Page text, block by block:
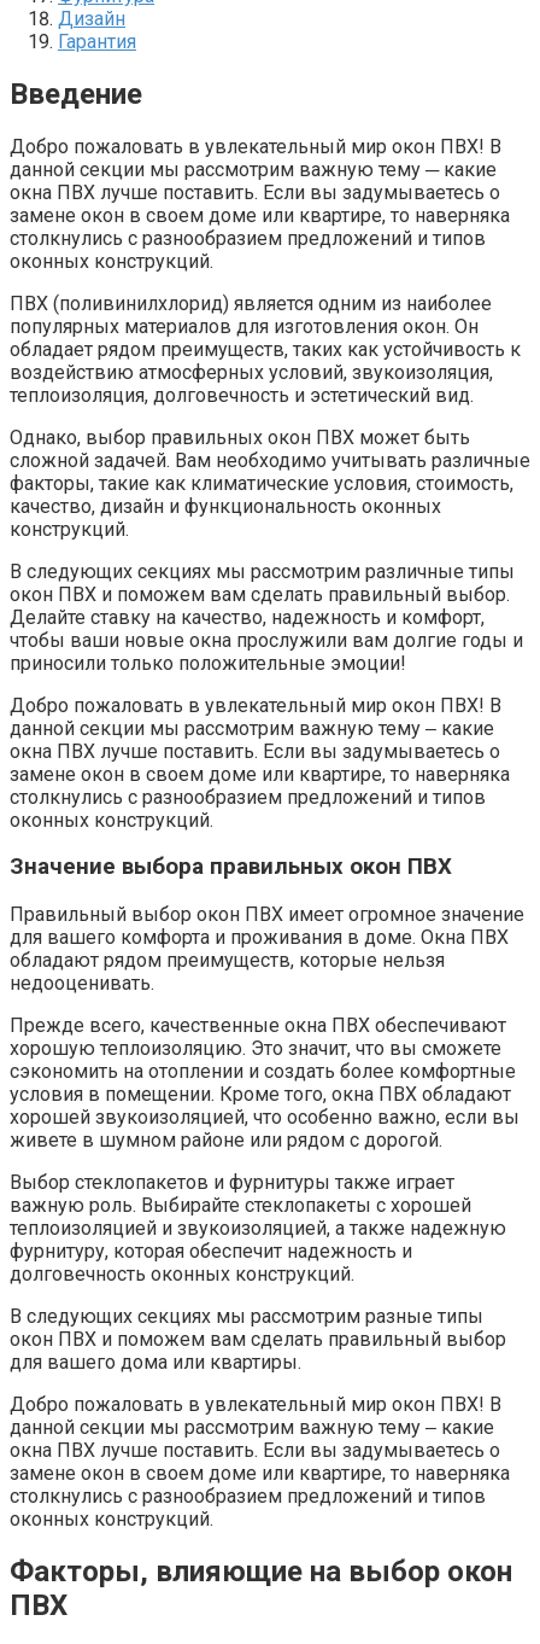
Дизайн
Гарантия
Введение
Добро пожаловать в увлекательный мир окон ПВХ!​ В
данной секции мы рассмотрим важную тему ─ какие
окна ПВХ лучше поставить.​ Если вы задумываетесь о
замене окон в своем доме или квартире, то наверняка
столкнулись с разнообразием предложений и типов
оконных конструкций.​
ПВХ (поливинилхлорид) является одним из наиболее
популярных материалов для изготовления окон.​ Он
обладает рядом преимуществ, таких как устойчивость к
воздействию атмосферных условий, звукоизоляция,
теплоизоляция, долговечность и эстетический вид.​
Однако, выбор правильных окон ПВХ может быть
сложной задачей.​ Вам необходимо учитывать различные
факторы, такие как климатические условия, стоимость,
качество, дизайн и функциональность оконных
конструкций.
В следующих секциях мы рассмотрим различные типы
окон ПВХ и поможем вам сделать правильный выбор.
Делайте ставку на качество, надежность и комфорт,
чтобы ваши новые окна прослужили вам долгие годы и
приносили только положительные эмоции!​
Добро пожаловать в увлекательный мир окон ПВХ!​ В
данной секции мы рассмотрим важную тему ‒ какие
окна ПВХ лучше поставить.​ Если вы задумываетесь о
замене окон в своем доме или квартире, то наверняка
столкнулись с разнообразием предложений и типов
оконных конструкций.​
Значение выбора правильных окон ПВХ
Правильный выбор окон ПВХ имеет огромное значение
для вашего комфорта и проживания в доме.​ Окна ПВХ
обладают рядом преимуществ, которые нельзя
недооценивать.
Прежде всего, качественные окна ПВХ обеспечивают
хорошую теплоизоляцию.​ Это значит, что вы сможете
сэкономить на отоплении и создать более комфортные
условия в помещении.​ Кроме того, окна ПВХ обладают
хорошей звукоизоляцией, что особенно важно, если вы
живете в шумном районе или рядом с дорогой.​
Выбор стеклопакетов и фурнитуры также играет
важную роль.​ Выбирайте стеклопакеты с хорошей
теплоизоляцией и звукоизоляцией, а также надежную
фурнитуру, которая обеспечит надежность и
долговечность оконных конструкций.
В следующих секциях мы рассмотрим разные типы
окон ПВХ и поможем вам сделать правильный выбор
для вашего дома или квартиры.​
Добро пожаловать в увлекательный мир окон ПВХ!​ В
данной секции мы рассмотрим важную тему ‒ какие
окна ПВХ лучше поставить. Если вы задумываетесь о
замене окон в своем доме или квартире, то наверняка
столкнулись с разнообразием предложений и типов
оконных конструкций.
Факторы, влияющие на выбор окон
ПВХ